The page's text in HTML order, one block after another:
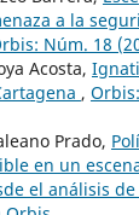
a la
Núm. 18
Acosta,
,
Prado,
en un
el análisis de